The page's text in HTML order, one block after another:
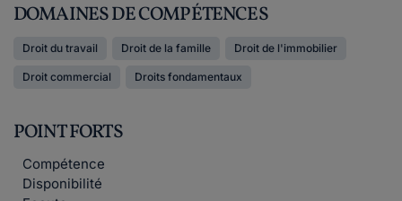
DOMAINES DE COMPÉTENCES
Droit du travail Droit de la famille Droit de l'immobilier
Droit commercial Droits fondamentaux
POINT FORTS
Compétence
Disponibilité